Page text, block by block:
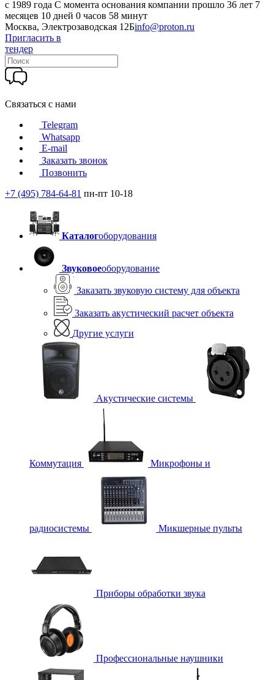
c 1989 года С момента основания компании прошло 36 лет 7
месяцев 10 дней 0 часов 58 минут
Москва, Электрозаводская 12Бinfo@proton.ru
Пригласить в
тендер
Связаться с нами
Telegram
Whatsapp
E-mail
Заказать звонок
Позвонить
+7 (495) 784-64-81 пн-пт 10-18
Каталогоборудования
Звуковоеоборудование
Заказать звуковую систему для объекта
Заказать акустический расчет объекта
Другие услуги
Акустические системы
Коммутация Микрофоны и
радиосистемы Микшерные пульты
Приборы обработки звука
Профессиональные наушники